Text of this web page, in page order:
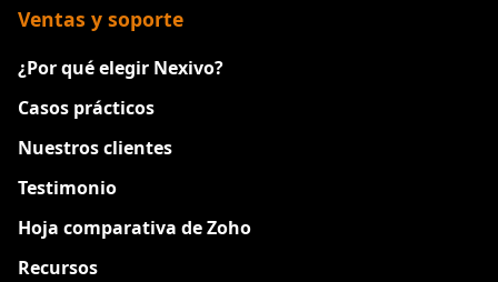
Ventas y soporte
¿Por qué elegir Nexivo?
Casos prácticos
Nuestros clientes
Testimonio
Hoja comparativa de Zoho
Recursos